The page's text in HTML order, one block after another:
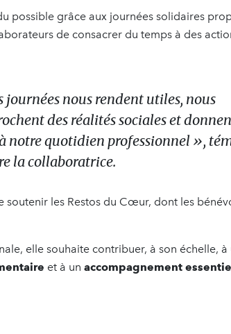
possible grâce aux journées solidaires
de consacrer du temps à des
journées nous rendent utiles, nous
des réalités sociales et
notre quotidien professionnel »,
la collaboratrice.
soutenir les Restos du Cœur, dont les
elle souhaite contribuer, à son échelle,
et à un accompagnement